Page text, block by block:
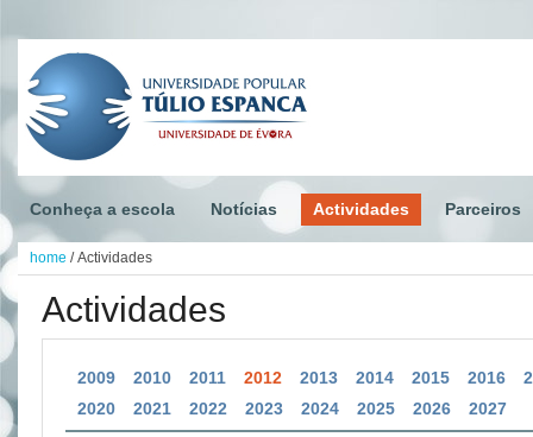
Conheça a escola Notícias Actividades Parceiros
home / Actividades
Actividades
2009 2010 2011 2012 2013 2014 2015 2016
2020
2021 2022 2023 2024 2025 2026 2027